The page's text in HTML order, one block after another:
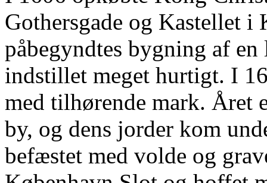
Gothersgade og Kastellet i
påbegyndtes bygning af
indstillet meget hurtigt. I
med tilhørende mark. Året
by, og dens jorder kom
befæstet med volde og